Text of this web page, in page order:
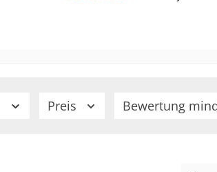
Preis Bewertung